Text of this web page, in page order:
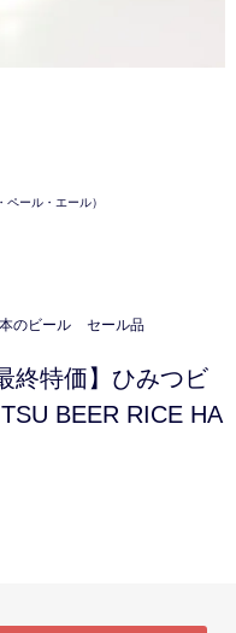
ペール・エール）
のビール セール品
終特価】ひみつビ
BEER RICE HA